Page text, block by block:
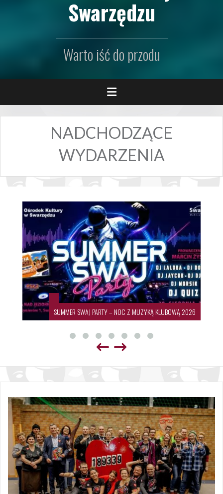
Swarzędzu
Warto iść do przodu
NADCHODZĄCE
WYDARZENIA
SUMMER SWAJ PARTY – NOC Z MUZYKĄ KLUBOWĄ 2026